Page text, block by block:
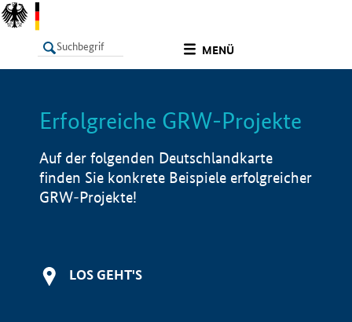
MENÜ
LISTE Info
Erfolgreiche GRW-Projekte
Auf der folgenden Deutschlandkarte
finden Sie konkrete Beispiele erfolgreicher
GRW-Projekte!
LOS GEHT'S